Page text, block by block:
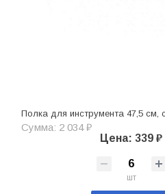
Полка для инструмента 47,5 см,
Сумма: 2 034 ₽
Цена: 339 ₽
шт